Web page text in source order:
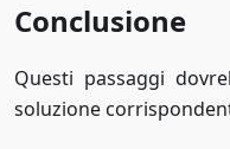
Conclusione
Questi passaggi
soluzione